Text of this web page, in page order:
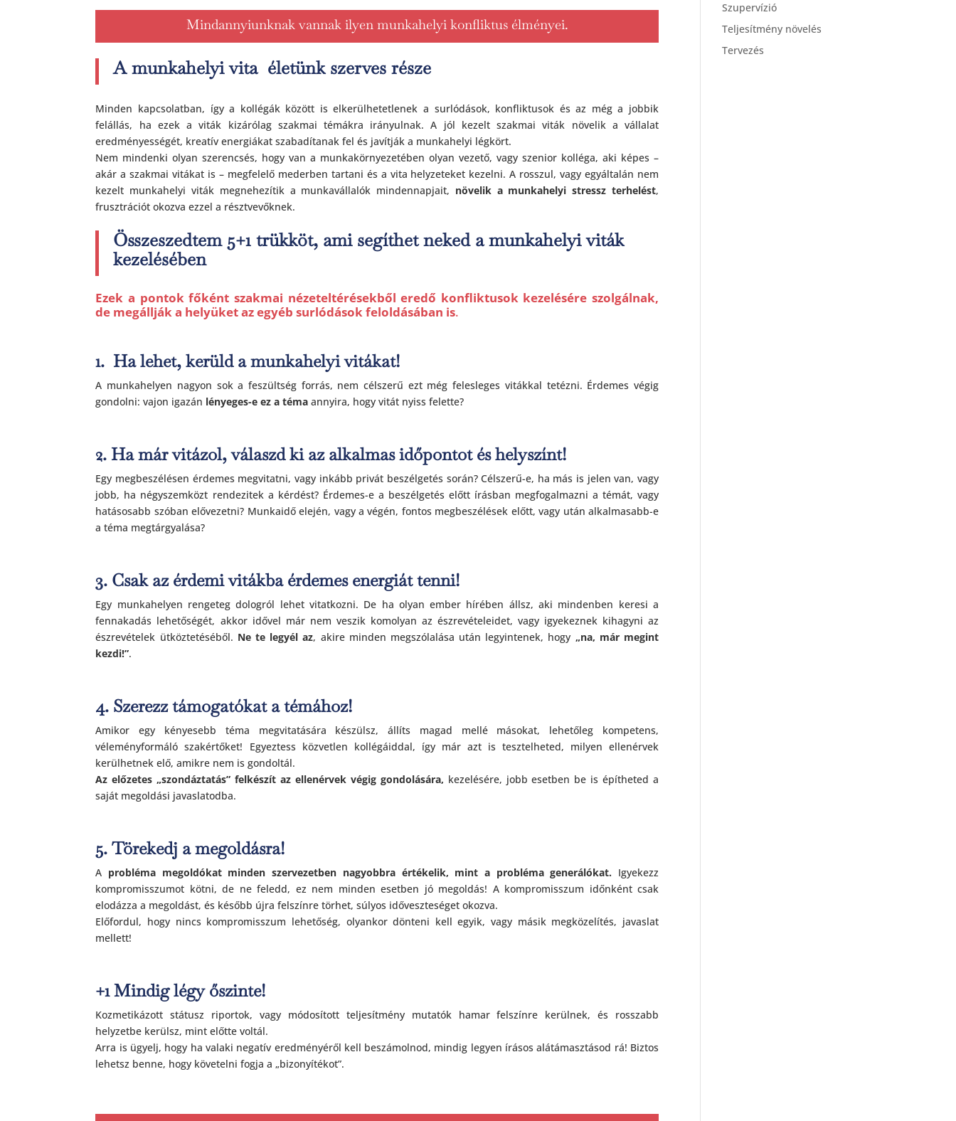
Mindannyiunknak vannak ilyen munkahelyi konfliktus élményei.
A munkahelyi vita életünkszerves része
Minden kapcsolatban, így a kollégák között is elkerülhetetlenek a surlódások, konfliktusok és az még a jobbik
felállás, ha ezek a viták kizárólag szakmai témákra irányulnak. A jól kezelt szakmai viták növelik a vállalat
eredményességét, kreatív energiákat szabadítanak fel és javítják a munkahelyi légkört.
Nem mindenki olyan szerencsés, hogy van a munkakörnyezetében olyan vezető, vagy szenior kolléga, aki képes –
akár a szakmai vitákat is – megfelelő mederben tartani és a vita helyzeteket kezelni. A rosszul, vagy egyáltalán nem
kezelt munkahelyi viták megnehezítik a munkavállalók mindennapjait, növelik a munkahelyi stressz terhelést,
frusztrációt okozva ezzel a résztvevőknek.
Összeszedtem 5+1 trükköt, ami segíthet neked a munkahelyi viták
kezelésében
Ezek a pontok főként szakmai nézeteltérésekből eredő konfliktusok kezelésére szolgálnak,
de megállják a helyüket az egyéb surlódások feloldásában is.
1. Ha lehet, kerüld a munkahelyi vitákat!
A munkahelyen nagyon sok a feszültség forrás, nem célszerű ezt még felesleges vitákkal tetézni. Érdemes végig
gondolni: vajon igazán lényeges-e ez a téma annyira, hogy vitát nyiss felette?
2. Ha már vitázol, válaszd ki az alkalmas időpontot és helyszínt!
Egy megbeszélésen érdemes megvitatni, vagy inkább privát beszélgetés során? Célszerű-e, ha más is jelen van, vagy
jobb, ha négyszemközt rendezitek a kérdést? Érdemes-e a beszélgetés előtt írásban megfogalmazni a témát, vagy
hatásosabb szóban elővezetni? Munkaidő elején, vagy a végén, fontos megbeszélések előtt, vagy után alkalmasabb-e
a téma megtárgyalása?
3. Csak az érdemi vitákba érdemes energiát tenni!
Egy munkahelyen rengeteg dologról lehet vitatkozni. De ha olyan ember hírében állsz, aki mindenben keresi a
fennakadás lehetőségét, akkor idővel már nem veszik komolyan az észrevételeidet, vagy igyekeznek kihagyni az
észrevételek ütköztetéséből. Ne te legyél az, akire minden megszólalása után legyintenek, hogy „na, már megint
kezdi!”.
4. Szerezz támogatókat a témához!
Amikor egy kényesebb téma megvitatására készülsz, állíts magad mellé másokat, lehetőleg kompetens,
véleményformáló szakértőket! Egyeztess közvetlen kollégáiddal, így már azt is tesztelheted, milyen ellenérvek
kerülhetnek elő, amikre nem is gondoltál.
Az előzetes „szondáztatás” felkészít az ellenérvek végig gondolására, kezelésére, jobb esetben be is építheted a
saját megoldási javaslatodba.
5. Törekedj a megoldásra!
A probléma megoldókat minden szervezetben nagyobbra értékelik, mint a probléma generálókat. Igyekezz
kompromisszumot kötni, de ne feledd, ez nem minden esetben jó megoldás! A kompromisszum időnként csak
elodázza a megoldást, és később újra felszínre törhet, súlyos időveszteséget okozva.
Előfordul, hogy nincs kompromisszum lehetőség, olyankor dönteni kell egyik, vagy másik megközelítés, javaslat
mellett!
+1 Mindig légy őszinte!
Kozmetikázott státusz riportok, vagy módosított teljesítmény mutatók hamar felszínre kerülnek, és rosszabb
helyzetbe kerülsz, mint előtte voltál.
Arra is ügyelj, hogy ha valaki negatív eredményéről kell beszámolnod, mindig legyen írásos alátámasztásod rá! Biztos
lehetsz benne, hogy követelni fogja a „bizonyítékot”.
Szupervízió
Teljesítmény növelés
Tervezés